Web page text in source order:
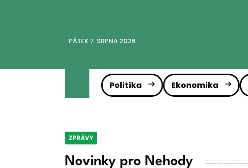
PÁTEK 7. SRPNA 2026
Politika Ekonomika
ZPRÁVY
Novinky pro Nehody